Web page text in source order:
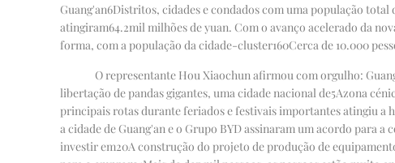
Guang'an6Distritos, cidades e condados com uma população total
atingiram64.2mil milhões de yuan. Com o avanço acelerado da
forma, com a população da cidade-cluster160Cerca de 10.000
O representante Hou Xiaochun afirmou com orgulho:
libertação de pandas gigantes, uma cidade nacional de5Azona
principais rotas durante feriados e festivais importantes atingiu a
a cidade de Guang'an e o Grupo BYD assinaram um acordo para
investir em20A construção do projeto de produção de